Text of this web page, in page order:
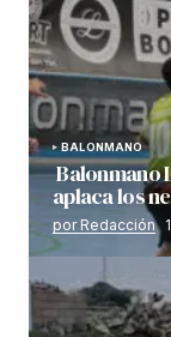
BALONMANO
Balonmano
aplaca los
por Redacción